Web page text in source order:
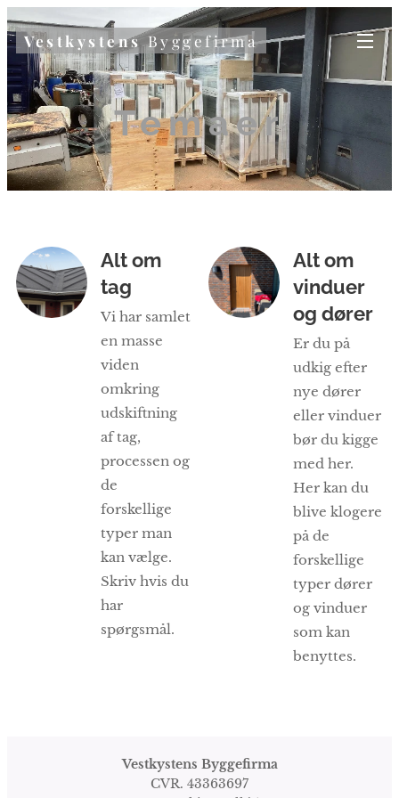
VestkystensByggefirma
Temaer
Alt om
tag
Vi har samlet
en masse
viden
omkring
udskiftning
af tag,
processen og
de
forskellige
typer man
kan vælge.
Skriv hvis du
har
spørgsmål.
Alt om
vinduer
og dører
Er du på
udkig efter
nye dører
eller vinduer
bør du kigge
med her.
Her kan du
blive klogere
på de
forskellige
typer dører
og vinduer
som kan
benyttes.
Vestkystens Byggefirma
CVR. 43363697